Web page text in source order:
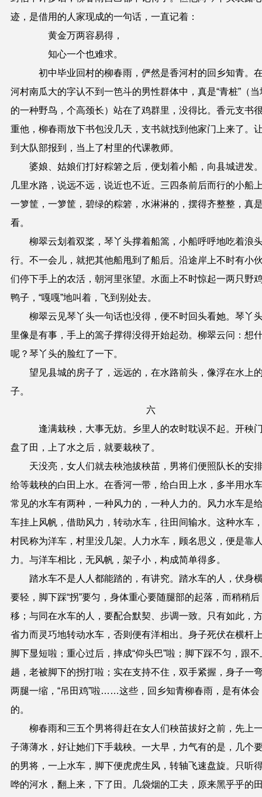
迹，是借用的人家现成的一句话，一直记着：
黄金万两容易得，
知心一个也难求。
初中毕业回村的柳春雨，俨然是香河村的回乡知青。
河村南瓜大的字认不到一笆斗的男性群体中，真是“青桩”（当
的一种野鸟，个高颈长）站在了鸡群里，没得比。香元支书
重他，柳春雨放下书包没几天，支书就找到他家门上来了。
到大队部报到，当上了村里的代课教师。
婆娘、姑娘们打好粽箬之后，便划着小船，向县城进发
几里水路，说远不远，说近也不近。三四条前后而行的小船
一箩筐，一箩筐，碧绿的粽箬，水淋淋的，摆得齐整整，真
看。
柳翠云划着双桨，琴丫头撑着船篙，小船呼呼地吃着浪
行。不一会儿，就把其他船甩到了船后。沿途岸上不时有小
们停下手上的农活，朝河里张望。水面上不时惊起一两只野
鸭子，“嘎嘎”地叫着，飞到别处去。
柳翠云见琴丫头一句话也没得，便不时回头看她。琴丫
里像是有事，手上的篙子撑得没得开始起劲。柳翠云问：想
呢？琴丫头的脸红了一下。
望见县城的房子了，远远的，在水路前头，像浮在水上
子。
六
逢满栽秧，大事无妨。乡里人的农时耽误不起。开秧
盘了田，上了水之后，就要栽秧了。
天没亮，女人们就去秧池拔秧苗，男将们便照队长的安
给等栽秧的白田上水。在香河一带，给白田上水，多半用水
常见的水车有两种，一种风力的，一种人力的。风力水车是
车挂上风帆，借助风力，转动水车，往田间输水。这种水车
村民称为洋车，村里没几架。人力水车，顾名思义，便是靠
力。与洋车相比，无风帆，架子小，构成简单得多。
踏水车不是人人都能踏的，有讲究。踏水车的人，伏身
要轻，脚下踩“拐”要匀，身体重心要随腿部的起落，而稍稍后
移；与同在水车的人，要配合默契、步调一致。只有如此，
省力而灵巧地转动水车，否则便有洋相出。身子死伏在横杆
脚下显短啦；重心过后，摔成“仰头巴”啦；脚下踩不匀，跟不
趟，老被脚下的拐打啦；实在支持不住，双手紧握，身子一
两腿一缩，“吊田鸡”啦……这些，回乡知青柳春雨，是有体会
的。
柳春雨和三五个男将得赶在女人们秧苗拔好之前，先上
子薄薄水，好让她们下手栽秧。一大早，力气有的是，几个
的男将，一上水车，脚下便虎虎生风，转轴飞速盘旋。只听
哗的河水，翻上来，下了田。几袋烟的工夫，原来黑乎乎的